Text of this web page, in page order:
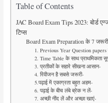
Table of Contents
JAC Board Exam Tips 2023: बोर्ड
टिप्स
Board Exam Preparation के 7
1. Previous Year Question
2. Time Table के साथ प्राथमिकता
3. प्रतीकों के सहारे सीखना आसान-
4. रिवीजन है सबसे जरूरी-
5.पढ़ाई में एकाग्रता बहुत अहम-
6. पढ़ाई के बीच लंबे ब्रेक न लें-
7. अच्छी नींद लें और अच्छा खाएं-